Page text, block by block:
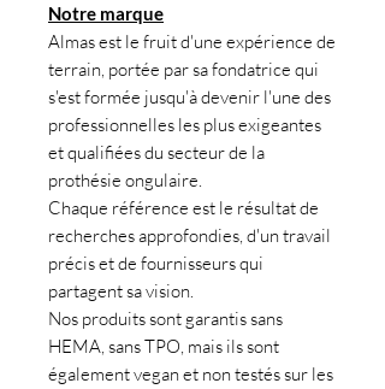
Notre marque
Almas est le fruit d'une expérience de
terrain, portée par sa fondatrice qui
s'est formée jusqu'à devenir l'une des
professionnelles les plus exigeantes
et qualifiées du secteur de la
prothésie ongulaire.
Chaque référence est le résultat de
recherches approfondies, d'un travail
précis et de fournisseurs qui
partagent sa vision.
Nos produits sont garantis sans
HEMA, sans TPO, mais ils sont
également vegan et non testés sur les